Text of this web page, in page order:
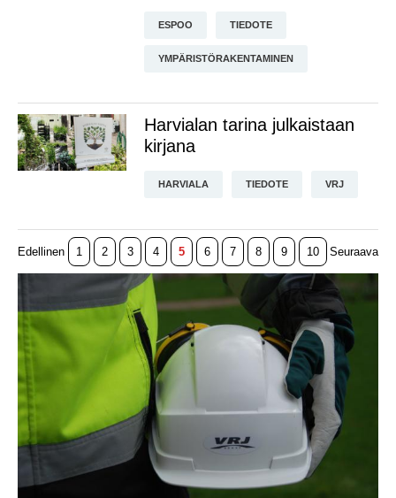
ESPOO TIEDOTE
YMPÄRISTÖRAKENTAMINEN
Harvialan tarina julkaistaan
kirjana
HARVIALA TIEDOTE VRJ
Edellinen 1 2 3 4 5 6 7 8 9 10 Seuraava